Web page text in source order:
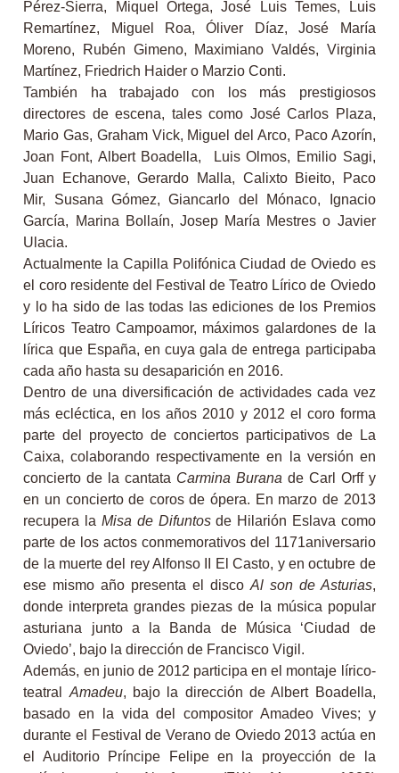
Pérez-Sierra, Miquel Ortega, José Luis Temes, Luis
Remartínez, Miguel Roa, Óliver Díaz, José María
Moreno, Rubén Gimeno, Maximiano Valdés, Virginia
Martínez, Friedrich Haider o Marzio Conti.
También ha trabajado con los más prestigiosos
directores de escena, tales como José Carlos Plaza,
Mario Gas, Graham Vick, Miguel del Arco, Paco Azorín,
Joan Font, Albert Boadella, Luis Olmos, Emilio Sagi,
Juan Echanove, Gerardo Malla, Calixto Bieito, Paco
Mir, Susana Gómez, Giancarlo del Mónaco, Ignacio
García, Marina Bollaín, Josep María Mestres o Javier
Ulacia.
Actualmente la Capilla Polifónica Ciudad de Oviedo es
el coro residente del Festival de Teatro Lírico de Oviedo
y lo ha sido de las todas las ediciones de los Premios
Líricos Teatro Campoamor, máximos galardones de la
lírica que España, en cuya gala de entrega participaba
cada año hasta su desaparición en 2016.
Dentro de una diversificación de actividades cada vez
más ecléctica, en los años 2010 y 2012 el coro forma
parte del proyecto de conciertos participativos de La
Caixa, colaborando respectivamente en la versión en
concierto de la cantata Carmina Burana de Carl Orff y
en un concierto de coros de ópera. En marzo de 2013
recupera la Misa de Difuntosde Hilarión Eslava como
parte de los actos conmemorativos del 1171aniversario
de la muerte del rey Alfonso II El Casto, y en octubre de
ese mismo año presenta el disco Al son de Asturias,
donde interpreta grandes piezas de la música popular
asturiana junto a la Banda de Música ‘Ciudad de
Oviedo’, bajo la dirección de Francisco Vigil.
Además, en junio de 2012 participa en el montaje lírico-
teatral Amadeu, bajo la dirección de Albert Boadella,
basado en la vida del compositor Amadeo Vives; y
durante el Festival de Verano de Oviedo 2013 actúa en
el Auditorio Príncipe Felipe en la proyección de la